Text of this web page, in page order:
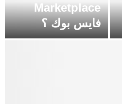
Marketplace
فايس بوك ؟